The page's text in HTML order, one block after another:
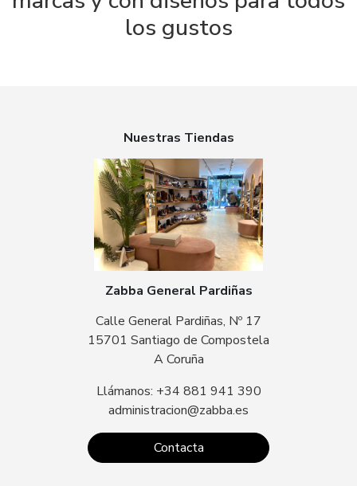
los gustos
Nuestras Tiendas
Zabba General Pardiñas
Calle General Pardiñas, Nº 17
15701 Santiago de Compostela
A Coruña
Llámanos: +34 881 941 390
administracion@zabba.es
Contacta